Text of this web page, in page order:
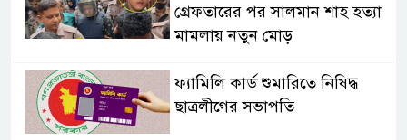
গ্রেফতারের পর সালমান শাহ হত্যা
মামলায় নতুন মোড়
ফ্যামিলি কার্ড শুমারিতে নিষিদ্ধ
ছাত্রলীগের সভাপতি